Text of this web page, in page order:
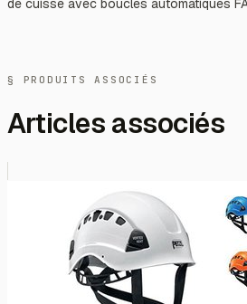
§ PRODUITS ASSOCIÉS
Articles associés